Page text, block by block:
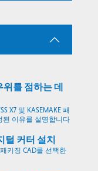
위를 점하는 데
X7 및 KASEMAKE 패
된 이유를 설명합니다
털 커터 설치
키징 CAD를 선택한